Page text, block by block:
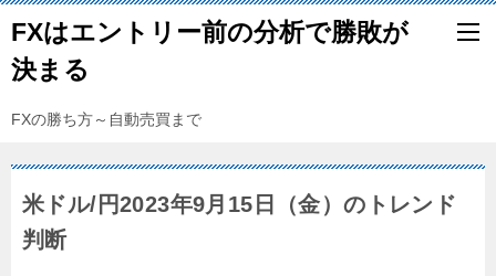
FXはエントリー前の分析で勝敗が
決まる
FXの勝ち方～自動売買まで
米ドル/円2023年9月15日（金）のトレンド
判断